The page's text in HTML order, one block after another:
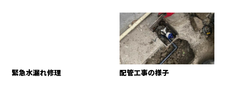
緊急水漏れ修理 配管工事の様子